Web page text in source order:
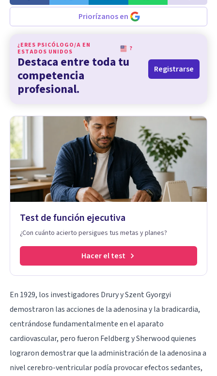
Priorízanos en
¿ERES PSICÓLOGO/A EN
ESTADOS UNIDOS
?
Destaca entre toda tu
competencia
profesional.
Registrarse
Test de función ejecutiva
¿Con cuánto acierto persigues tus metas y planes?
Hacer el test
En 1929, los investigadores Drury y Szent Gyorgyi
demostraron las acciones de la adenosina y la bradicardia,
centrándose fundamentalmente en el aparato
cardiovascular, pero fueron Feldberg y Sherwood quienes
lograron demostrar que la administración de la adenosina a
nivel cerebro-ventricular podía provocar efectos sedantes,